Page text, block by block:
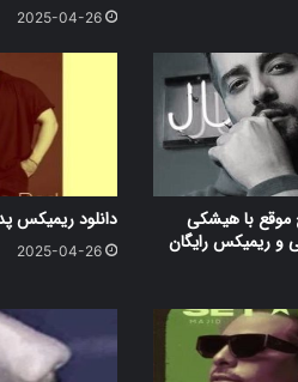
2025-04-26
موقع با هیشکی
ریمیکس رایگان
دانلود ریمیکس
2025-04-26